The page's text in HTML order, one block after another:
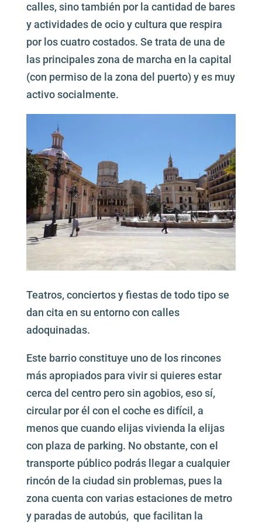
calles, sino también por la cantidad de bares
y actividades de ocio y cultura que respira
por los cuatro costados. Se trata de una de
las principales zona de marcha en la capital
(con permiso de la zona del puerto) y es muy
activo socialmente.
Teatros, conciertos y fiestas de todo tipo se
dan cita en su entorno con calles
adoquinadas.
Este barrio constituye uno de los rincones
más apropiados para vivir si quieres estar
cerca del centro pero sin agobios, eso sí,
circular por él con el coche es difícil, a
menos que cuando elijas vivienda la elijas
con plaza de parking. No obstante, con el
transporte público podrás llegar a cualquier
rincón de la ciudad sin problemas, pues la
zona cuenta con varias estaciones de metro
y paradas de autobús, que facilitan la